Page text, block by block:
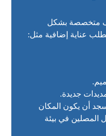
متخصصة بشكل
عناية إضافية مثل:
جديدة.
أن يكون المكان
المصلين في بيئة